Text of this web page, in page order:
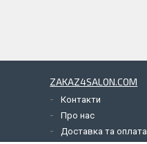
ZAKAZ4SALON.COM
Контакти
Про нас
Доставка та оплата